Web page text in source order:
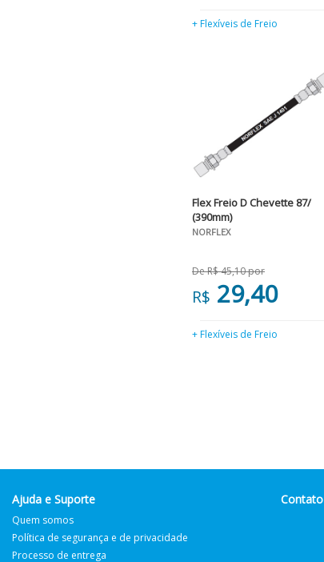
+ Flexíveis de Freio
Flex Freio D Chevette 87/
(390mm)
NORFLEX
De R$ 45,10 por
R$ 29,40
+ Flexíveis de Freio
Ajuda e Suporte
Quem somos
Política de segurança e de privacidade
Processo de entrega
Contato